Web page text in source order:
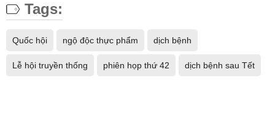
Tags:
Quốc hội ngộ độc thực phẩm dịch bệnh
Lễ hội truyền thống phiên họp thứ 42 dịch bệnh sau Tết